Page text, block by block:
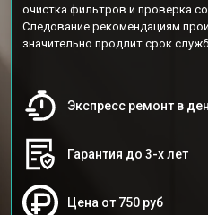
очистка фильтров и проверка
Следование рекомендациям
значительно продлит срок
Экспресс ремонт в
Гарантия до 3-х лет
Цена от 750 руб